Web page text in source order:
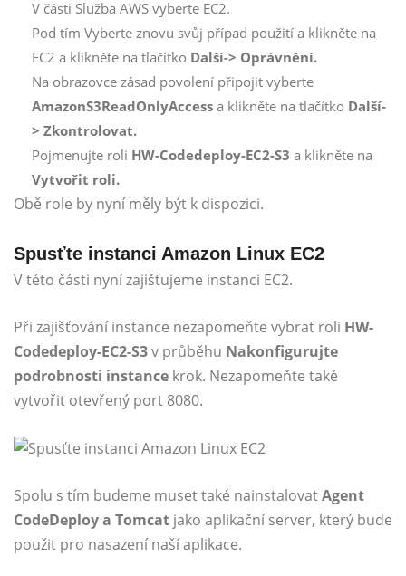
V části Služba AWS vyberte EC2.
Pod tím Vyberte znovu svůj případ použití a klikněte na
EC2 a klikněte na tlačítko Další-> Oprávnění.
Na obrazovce zásad povolení připojit vyberte
AmazonS3ReadOnlyAccess a klikněte na tlačítko Další-
> Zkontrolovat.
Pojmenujte roli HW-Codedeploy-EC2-S3 a klikněte na
Vytvořit roli.
Obě role by nyní měly být k dispozici.
Spusťte instanci Amazon Linux EC2
V této části nyní zajišťujeme instanci EC2.
Při zajišťování instance nezapomeňte vybrat roli HW-
Codedeploy-EC2-S3v průběhu Nakonfigurujte
podrobnosti instance krok. Nezapomeňte také
vytvořit otevřený port 8080.
Spolu s tím budeme muset také nainstalovatAgent
CodeDeploy a Tomcat jako aplikační server, který bude
použit pro nasazení naší aplikace.